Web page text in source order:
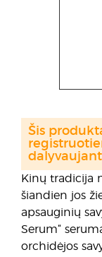
Kinų tradicija
šiandien jos
apsauginių
Serum“
orchidėjos
Šis